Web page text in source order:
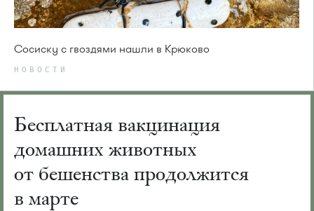
Сосиску с гвоздями нашли в Крюково
НОВОСТИ
Бесплатная вакцинация
домашних животных
от бешенства продолжится
в марте